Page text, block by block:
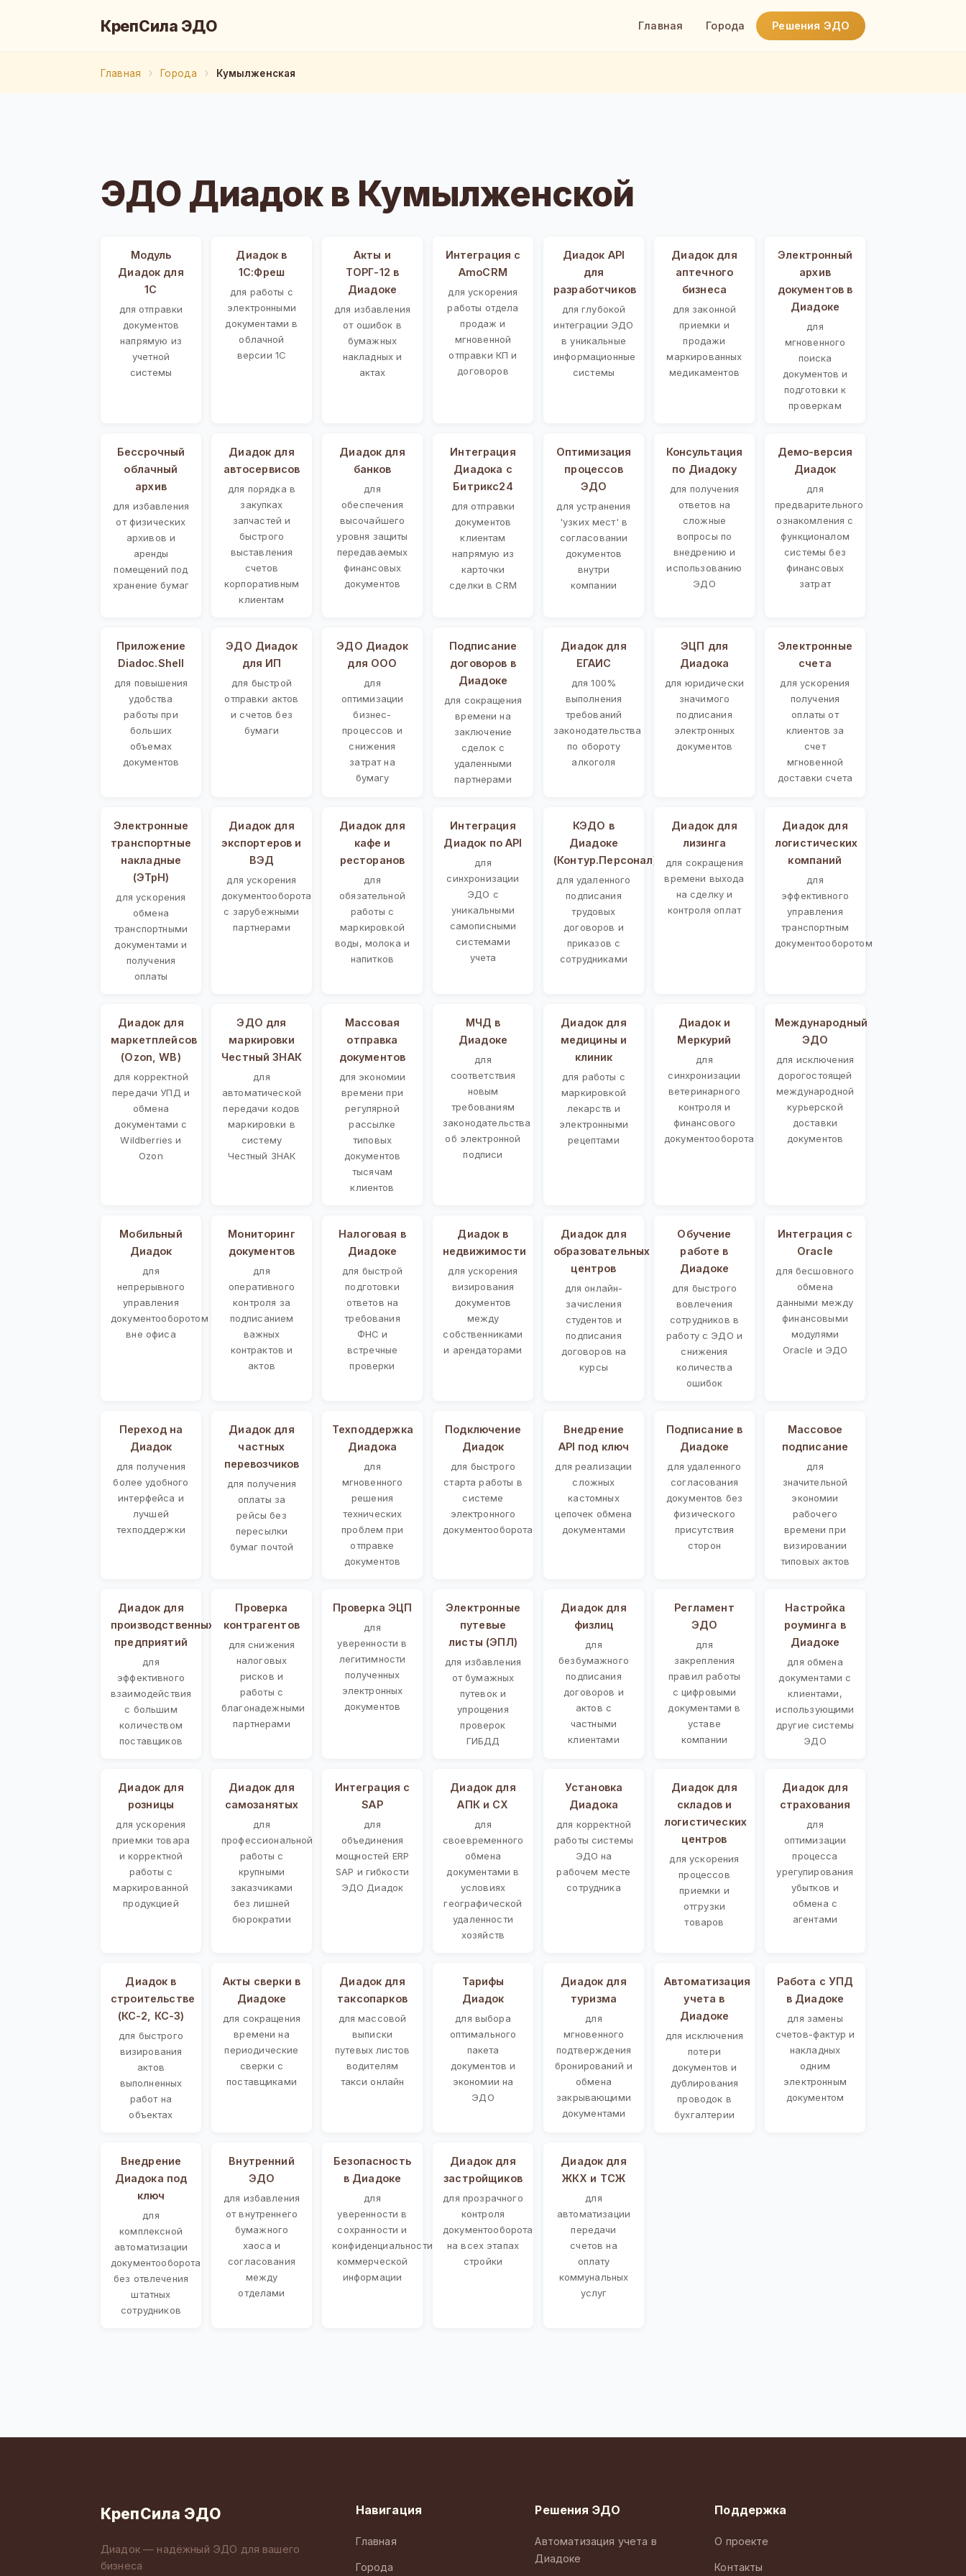
КрепСила ЭДО Главная Города Решения ЭДО
Главная Города Кумылженская
ЭДО Диадок в Кумылженской
Модуль
Диадок для
1С
для отправки
документов
напрямую из
учетной
системы
Диадок в
1С:Фреш
для работы с
электронными
документами в
облачной
версии 1С
Акты и
ТОРГ-12 в
Диадоке
для избавления
от ошибок в
бумажных
накладных и
актах
Интеграция с
AmoCRM
для ускорения
работы отдела
продаж и
мгновенной
отправки КП и
договоров
Диадок API
для
разработчиков
для глубокой
интеграции ЭДО
в уникальные
информационные
системы
Диадок для
аптечного
бизнеса
для законной
приемки и
продажи
маркированных
медикаментов
Электронный
архив
документов в
Диадоке
для
мгновенного
поиска
документов и
подготовки к
проверкам
Бессрочный
облачный
архив
для избавления
от физических
архивов и
аренды
помещений под
хранение бумаг
Диадок для
автосервисов
для порядка в
закупках
запчастей и
быстрого
выставления
счетов
корпоративным
клиентам
Диадок для
банков
для
обеспечения
высочайшего
уровня защиты
передаваемых
финансовых
документов
Интеграция
Диадока с
Битрикс24
для отправки
документов
клиентам
напрямую из
карточки
сделки в CRM
Оптимизация
процессов
ЭДО
для устранения
'узких мест' в
согласовании
документов
внутри
компании
Консультация
по Диадоку
для получения
ответов на
сложные
вопросы по
внедрению и
использованию
ЭДО
Демо-версия
Диадок
для
предварительного
ознакомления с
функционалом
системы без
финансовых
затрат
Приложение
Diadoc.Shell
для повышения
удобства
работы при
больших
объемах
документов
ЭДО Диадок
для ИП
для быстрой
отправки актов
и счетов без
бумаги
ЭДО Диадок
для ООО
для
оптимизации
бизнес-
процессов и
снижения
затрат на
бумагу
Подписание
договоров в
Диадоке
для сокращения
времени на
заключение
сделок с
удаленными
партнерами
Диадок для
ЕГАИС
для 100%
выполнения
требований
законодательства
по обороту
алкоголя
ЭЦП для
Диадока
для юридически
значимого
подписания
электронных
документов
Электронные
счета
для ускорения
получения
оплаты от
клиентов за
счет
мгновенной
доставки счета
Электронные
транспортные
накладные
(ЭТрН)
для ускорения
обмена
транспортными
документами и
получения
оплаты
Диадок для
экспортеров и
ВЭД
для ускорения
документооборота
с зарубежными
партнерами
Диадок для
кафе и
ресторанов
для
обязательной
работы с
маркировкой
воды, молока и
напитков
Интеграция
Диадок по API
для
синхронизации
ЭДО с
уникальными
самописными
системами
учета
КЭДО в
Диадоке
(Контур.Персонал)
для удаленного
подписания
трудовых
договоров и
приказов с
сотрудниками
Диадок для
лизинга
для сокращения
времени выхода
на сделку и
контроля оплат
Диадок для
логистических
компаний
для
эффективного
управления
транспортным
документооборотом
Диадок для
маркетплейсов
(Ozon, WB)
для корректной
передачи УПД и
обмена
документами с
Wildberries и
Ozon
ЭДО для
маркировки
Честный ЗНАК
для
автоматической
передачи кодов
маркировки в
систему
Честный ЗНАК
Массовая
отправка
документов
для экономии
времени при
регулярной
рассылке
типовых
документов
тысячам
клиентов
МЧД в
Диадоке
для
соответствия
новым
требованиям
законодательства
об электронной
подписи
Диадок для
медицины и
клиник
для работы с
маркировкой
лекарств и
электронными
рецептами
Диадок и
Меркурий
для
синхронизации
ветеринарного
контроля и
финансового
документооборота
Международный
ЭДО
для исключения
дорогостоящей
международной
курьерской
доставки
документов
Мобильный
Диадок
для
непрерывного
управления
документооборотом
вне офиса
Мониторинг
документов
для
оперативного
контроля за
подписанием
важных
контрактов и
актов
Налоговая в
Диадоке
для быстрой
подготовки
ответов на
требования
ФНС и
встречные
проверки
Диадок в
недвижимости
для ускорения
визирования
документов
между
собственниками
и арендаторами
Диадок для
образовательных
центров
для онлайн-
зачисления
студентов и
подписания
договоров на
курсы
Обучение
работе в
Диадоке
для быстрого
вовлечения
сотрудников в
работу с ЭДО и
снижения
количества
ошибок
Интеграция с
Oracle
для бесшовного
обмена
данными между
финансовыми
модулями
Oracle и ЭДО
Переход на
Диадок
для получения
более удобного
интерфейса и
лучшей
техподдержки
Диадок для
частных
перевозчиков
для получения
оплаты за
рейсы без
пересылки
бумаг почтой
Техподдержка
Диадока
для
мгновенного
решения
технических
проблем при
отправке
документов
Подключение
Диадок
для быстрого
старта работы в
системе
электронного
документооборота
Внедрение
API под ключ
для реализации
сложных
кастомных
цепочек обмена
документами
Подписание в
Диадоке
для удаленного
согласования
документов без
физического
присутствия
сторон
Массовое
подписание
для
значительной
экономии
рабочего
времени при
визировании
типовых актов
Диадок для
производственных
предприятий
для
эффективного
взаимодействия
с большим
количеством
поставщиков
Проверка
контрагентов
для снижения
налоговых
рисков и
работы с
благонадежными
партнерами
Проверка ЭЦП
для
уверенности в
легитимности
полученных
электронных
документов
Электронные
путевые
листы (ЭПЛ)
для избавления
от бумажных
путевок и
упрощения
проверок
ГИБДД
Диадок для
физлиц
для
безбумажного
подписания
договоров и
актов с
частными
клиентами
Регламент
ЭДО
для
закрепления
правил работы
с цифровыми
документами в
уставе
компании
Настройка
роуминга в
Диадоке
для обмена
документами с
клиентами,
использующими
другие системы
ЭДО
Диадок для
розницы
для ускорения
приемки товара
и корректной
работы с
маркированной
продукцией
Диадок для
самозанятых
для
профессиональной
работы с
крупными
заказчиками
без лишней
бюрократии
Интеграция с
SAP
для
объединения
мощностей ERP
SAP и гибкости
ЭДО Диадок
Диадок для
АПК и СХ
для
своевременного
обмена
документами в
условиях
географической
удаленности
хозяйств
Установка
Диадока
для корректной
работы системы
ЭДО на
рабочем месте
сотрудника
Диадок для
складов и
логистических
центров
для ускорения
процессов
приемки и
отгрузки
товаров
Диадок для
страхования
для
оптимизации
процесса
урегулирования
убытков и
обмена с
агентами
Диадок в
строительстве
(КС-2, КС-3)
для быстрого
визирования
актов
выполненных
работ на
объектах
Акты сверки в
Диадоке
для сокращения
времени на
периодические
сверки с
поставщиками
Диадок для
таксопарков
для массовой
выписки
путевых листов
водителям
такси онлайн
Тарифы
Диадок
для выбора
оптимального
пакета
документов и
экономии на
ЭДО
Диадок для
туризма
для
мгновенного
подтверждения
бронирований и
обмена
закрывающими
документами
Автоматизация
учета в
Диадоке
для исключения
потери
документов и
дублирования
проводок в
бухгалтерии
Работа с УПД
в Диадоке
для замены
счетов-фактур и
накладных
одним
электронным
документом
Внедрение
Диадока под
ключ
для
комплексной
автоматизации
документооборота
без отвлечения
штатных
сотрудников
Внутренний
ЭДО
для избавления
от внутреннего
бумажного
хаоса и
согласования
между
отделами
Безопасность
в Диадоке
для
уверенности в
сохранности и
конфиденциальности
коммерческой
информации
Диадок для
застройщиков
для прозрачного
контроля
документооборота
на всех этапах
стройки
Диадок для
ЖКХ и ТСЖ
для
автоматизации
передачи
счетов на
оплату
коммунальных
услуг
КрепСила ЭДО
Диадок — надёжный ЭДО для вашего
бизнеса
Навигация
Главная
Города
Решения ЭДО
Автоматизация учета в
Диадоке
Поддержка
О проекте
Контакты